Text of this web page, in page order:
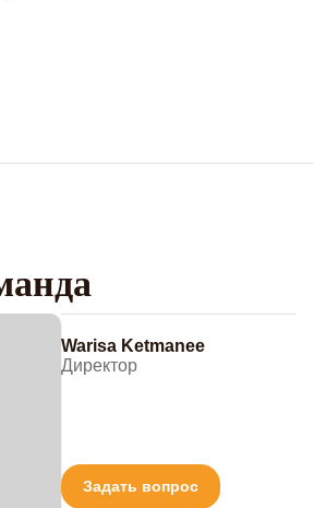
Warisa Ketmanee
Директор
Задать вопрос